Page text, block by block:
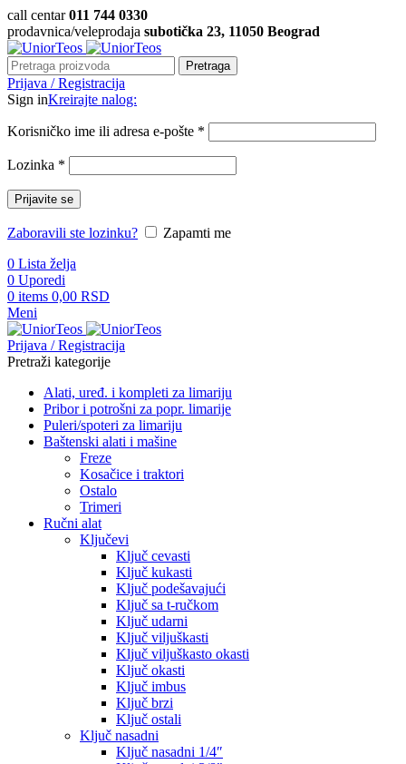
call centar011 744 0330
prodavnica/veleprodaja subotička 23, 11050 Beograd
Pretraga
Prijava / Registracija
Sign inKreirajte nalog:
Korisničko ime ili adresa e-pošte *
Lozinka *
Prijavite se
Zaboravili ste lozinku?
Zapamti me
0 Lista želja
0 Uporedi
0 items 0,00 RSD
Meni
Prijava / Registracija
Pretraži kategorije
Alati, uređ. i kompleti za limariju
Pribor i potrošni za popr. limarije
Puleri/spoteri za limariju
Baštenski alati i mašine
Freze
Kosačice i traktori
Ostalo
Trimeri
Ručni alat
Ključevi
Ključ cevasti
Ključ kukasti
Ključ podešavajući
Ključ sa t-ručkom
Ključ udarni
Ključ viljuškasti
Ključ viljuškasto okasti
Ključ okasti
Ključ imbus
Ključ brzi
Ključ ostali
Ključ nasadni
Ključ nasadni 1/4″